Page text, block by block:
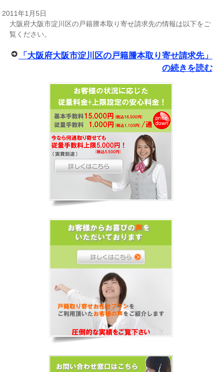
2011年1月5日
大阪府大阪市淀川区の戸籍謄本取り寄せ請求先の情報は以下をご
覧ください。
「大阪府大阪市淀川区の戸籍謄本取り寄せ請求先」
の続きを読む